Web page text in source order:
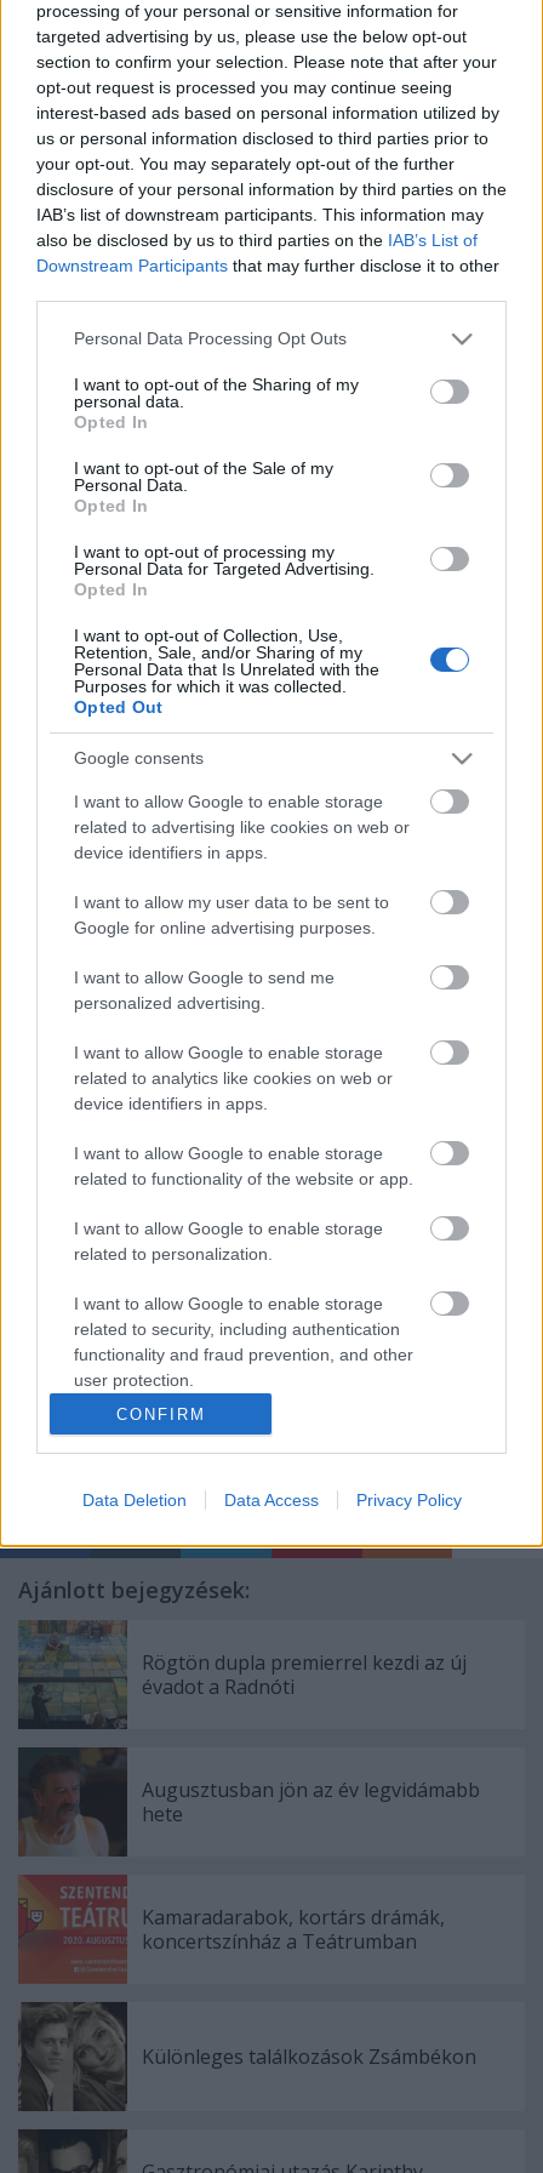
processing of your personal or sensitive information for
targeted advertising by us, please use the below opt-out
section to confirm your selection. Please note that after your
opt-out request is processed you may continue seeing
interest-based ads based on personal information utilized by
us or personal information disclosed to third parties prior to
your opt-out. You may separately opt-out of the further
disclosure of your personal information by third parties on the
IAB’s list of downstream participants. This information may
also be disclosed by us to third parties on the IAB’s List of
Downstream Participants that may further disclose it to other
Please note that this website/app uses one or more Google
not limited to your visit or usage behaviour. You may click to
grant or deny consent to Google and its third-party tags to
use your data for below specified purposes in below Google
consent section.
Personal Data Processing Opt Outs
I want to opt-out of the Sharing of my
personal data.
Opted In
I want to opt-out of the Sale of my
Personal Data.
Opted In
I want to opt-out of processing my
Personal Data for Targeted Advertising.
Opted In
I want to opt-out of Collection, Use,
Retention, Sale, and/or Sharing of my
Personal Data that Is Unrelated with the
Purposes for which it was collected.
Opted Out
Google consents
I want to allow Google to enable storage
related to advertising like cookies on web or
device identifiers in apps.
I want to allow my user data to be sent to
Google for online advertising purposes.
I want to allow Google to send me
personalized advertising.
I want to allow Google to enable storage
related to analytics like cookies on web or
device identifiers in apps.
I want to allow Google to enable storage
related to functionality of the website or app.
I want to allow Google to enable storage
related to personalization.
I want to allow Google to enable storage
related to security, including authentication
functionality and fraud prevention, and other
user protection.
CONFIRM
Data Deletion Data Access Privacy Policy
vezetésével elindul egy musical táncstúdió. A
foglalkozásokra 15 éves kortól lehet jelentkezni
stúdió próbatánca szeptember 21-én délelőtt 10
órától lesz a soproni színházban. A kurzuson
résztvevők a
előadásán mutatkozhatnak be népszerű énekesek
körében.
Pataki András, a soproni teátrum direktora örül
annak, hogy élénk városiérdeklődés mellett
működhet a színitanoda. Céljuk továbbra sem
változott: nem színészeket képeznek, hanem utat,
irányvonalakat mutatnak, hogy a
jövő gépészmérnökei, orvosai vagy jól megbecsült
szakmunkásai nyitottan, befogadóan, sokszínűen
szemléljék a világot, igényeljék a
tánc, vers, ének vagy színház.
A programban való részvétel segítséget nyújt a
pálya iránt érdeklődőknek is. Mint mondta, nagyon
jelentkezőknek megismerkedni az irodalommal, a
színházzal, önmagukkal. Számukra biztosítják: olyan
gondolkodásmódjuk, képességeik fejlődhetnek.
Forrás: Soproni Petőfi Színház
Ajánlott bejegyzések:
Rögtön dupla premierrel kezdi az új
évadot a Radnóti
Augusztusban jön az év legvidámabb
hete
Kamaradarabok, kortárs drámák,
koncertszínház a Teátrumban
Különleges találkozások Zsámbékon